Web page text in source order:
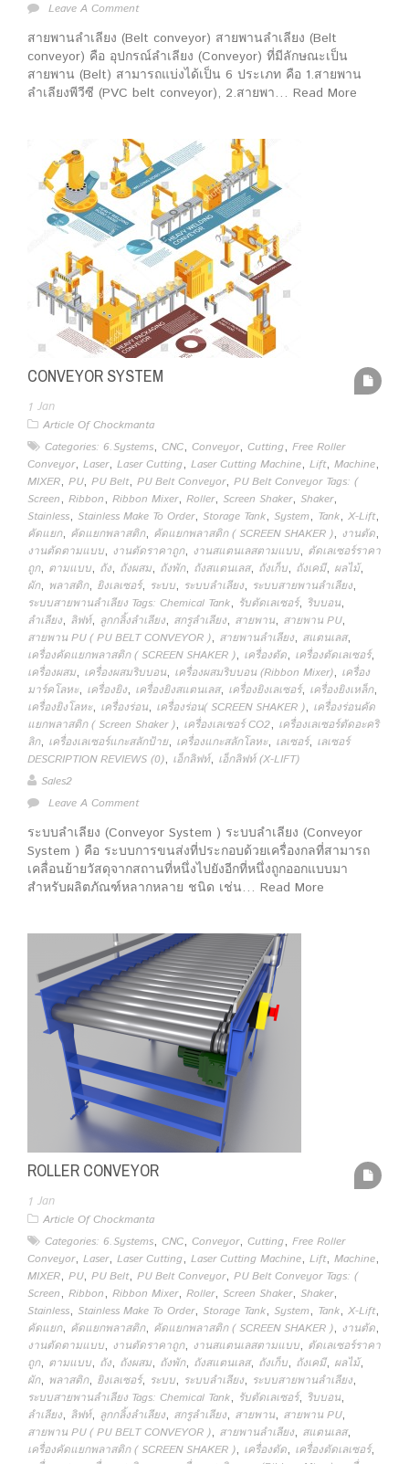
Leave A Comment
สายพานลำเลียง (Belt conveyor) สายพานลำเลียง (Belt
conveyor) คือ อุปกรณ์ลำเลียง (Conveyor) ที่มีลักษณะเป็น
สายพาน (Belt) สามารถแบ่งได้เป็น 6 ประเภท คือ 1.สายพาน
ลำเลียงพีวีซี (PVC belt conveyor), 2.สายพา… Read More
CONVEYOR SYSTEM
1 Jan
Article Of Chockmanta
Categories: 6.Systems, CNC, Conveyor, Cutting, Free Roller
Conveyor, Laser, Laser Cutting, Laser Cutting Machine, Lift, Machine,
MIXER, PU, PU Belt, PU Belt Conveyor, PU Belt Conveyor Tags: (
Screen, Ribbon, Ribbon Mixer, Roller, Screen Shaker, Shaker,
Stainless, Stainless Make To Order, Storage Tank, System, Tank, X-Lift,
คัดแยก, คัดแยกพลาสติก, คัดแยกพลาสติก ( SCREEN SHAKER ), งานตัด,
งานตัดตามแบบ, งานตัดราคาถูก, งานสแตนเลสตามแบบ, ตัดเลเซอร์ราคา
ถูก, ตามแบบ, ถัง, ถังผสม, ถังพัก, ถังสแตนเลส, ถังเก็บ, ถังเคมี, ผลไม้,
ผัก, พลาสติก, ยิงเลเซอร์, ระบบ, ระบบลำเลียง, ระบบสายพานลำเลียง,
ระบบสายพานลำเลียง Tags: Chemical Tank, รับตัดเลเซอร์, ริบบอน,
ลำเลียง, ลิฟท์, ลูกกลิ้งลำเลียง, สกรูลำเลียง, สายพาน, สายพาน PU,
สายพาน PU ( PU BELT CONVEYOR ), สายพานลำเลียง, สแตนเลส,
เครื่องคัดแยกพลาสติก ( SCREEN SHAKER ), เครื่องตัด, เครื่องตัดเลเซอร์,
เครื่องผสม, เครื่องผสมริบบอน, เครื่องผสมริบบอน (Ribbon Mixer), เครื่อง
มาร์คโลหะ, เครื่องยิง, เครื่องยิงสแตนเลส, เครื่องยิงเลเซอร์, เครื่องยิงเหล็ก,
เครื่องยิงโลหะ, เครื่องร่อน, เครื่องร่อน( SCREEN SHAKER ), เครื่องร่อนคัด
แยกพลาสติก ( Screen Shaker ), เครื่องเลเซอร์ CO2, เครื่องเลเซอร์ตัดอะคริ
ลิก, เครื่องเลเซอร์แกะสลักป้าย, เครื่องแกะสลักโลหะ, เลเซอร์, เลเซอร์
DESCRIPTION REVIEWS (0), เอ็กลิฟท์, เอ็กลิฟท์ (X-LIFT)
Sales2
Leave A Comment
ระบบลำเลียง (Conveyor System ) ระบบลำเลียง (Conveyor
System ) คือ ระบบการขนส่งที่ประกอบด้วยเครื่องกลที่สามารถ
เคลื่อนย้ายวัสดุจากสถานที่หนึ่งไปยังอีกที่หนึ่งถูกออกแบบมา
สำหรับผลิตภัณฑ์หลากหลาย ชนิด เช่น… Read More
ROLLER CONVEYOR
1 Jan
Article Of Chockmanta
Categories: 6.Systems, CNC, Conveyor, Cutting, Free Roller
Conveyor, Laser, Laser Cutting, Laser Cutting Machine, Lift, Machine,
MIXER, PU, PU Belt, PU Belt Conveyor, PU Belt Conveyor Tags: (
Screen, Ribbon, Ribbon Mixer, Roller, Screen Shaker, Shaker,
Stainless, Stainless Make To Order, Storage Tank, System, Tank, X-Lift,
คัดแยก, คัดแยกพลาสติก, คัดแยกพลาสติก ( SCREEN SHAKER ), งานตัด,
งานตัดตามแบบ, งานตัดราคาถูก, งานสแตนเลสตามแบบ, ตัดเลเซอร์ราคา
ถูก, ตามแบบ, ถัง, ถังผสม, ถังพัก, ถังสแตนเลส, ถังเก็บ, ถังเคมี, ผลไม้,
ผัก, พลาสติก, ยิงเลเซอร์, ระบบ, ระบบลำเลียง, ระบบสายพานลำเลียง,
ระบบสายพานลำเลียง Tags: Chemical Tank, รับตัดเลเซอร์, ริบบอน,
ลำเลียง, ลิฟท์, ลูกกลิ้งลำเลียง, สกรูลำเลียง, สายพาน, สายพาน PU,
สายพาน PU ( PU BELT CONVEYOR ), สายพานลำเลียง, สแตนเลส,
เครื่องคัดแยกพลาสติก ( SCREEN SHAKER ), เครื่องตัด, เครื่องตัดเลเซอร์,